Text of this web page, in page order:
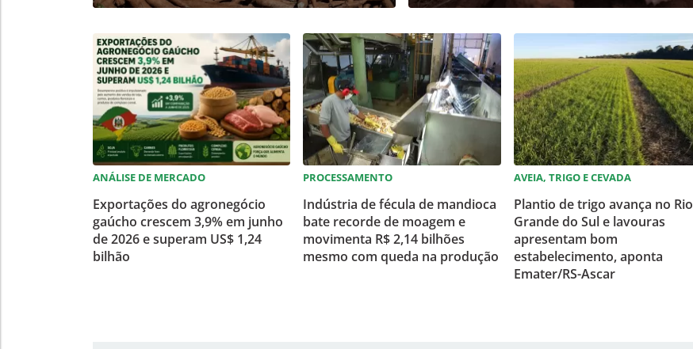
ANÁLISE DE MERCADO
Exportações do agronegócio
gaúcho crescem 3,9% em junho
de 2026 e superam US$ 1,24
bilhão
PROCESSAMENTO
Indústria de fécula de mandioca
bate recorde de moagem e
movimenta R$ 2,14 bilhões
mesmo com queda na produção
AVEIA, TRIGO E CEVADA
Plantio de trigo avança no Rio
Grande do Sul e lavouras
apresentam bom
estabelecimento, aponta
Emater/RS-Ascar